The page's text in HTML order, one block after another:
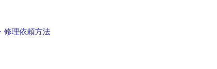
修理依頼方法